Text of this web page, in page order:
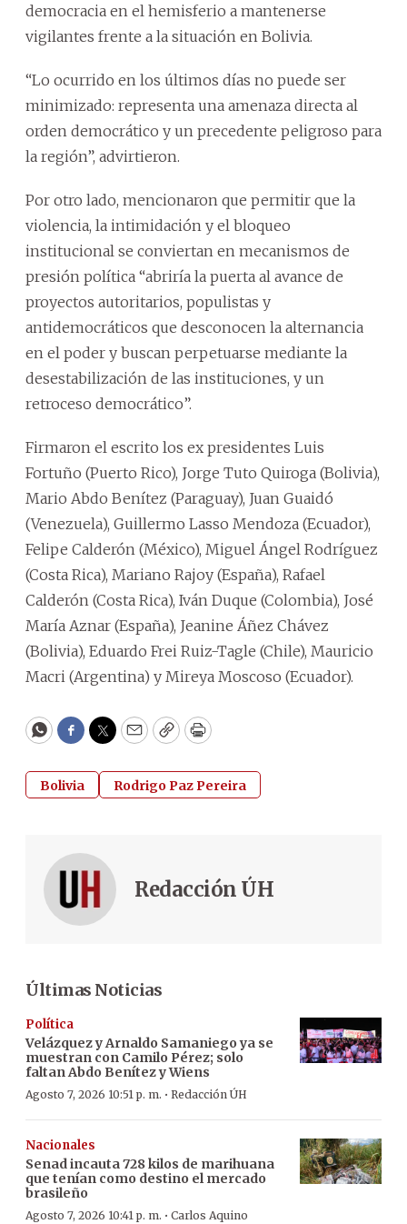
democracia en el hemisferio a mantenerse
vigilantes frente a la situación en Bolivia.
“Lo ocurrido en los últimos días no puede ser
minimizado: representa una amenaza directa al
orden democrático y un precedente peligroso para
la región”, advirtieron.
Por otro lado, mencionaron que permitir que la
violencia, la intimidación y el bloqueo
institucional se conviertan en mecanismos de
presión política “abriría la puerta al avance de
proyectos autoritarios, populistas y
antidemocráticos que desconocen la alternancia
en el poder y buscan perpetuarse mediante la
desestabilización de las instituciones, y un
retroceso democrático”.
Firmaron el escrito los ex presidentes Luis
Fortuño (Puerto Rico), Jorge Tuto Quiroga (Bolivia),
Mario Abdo Benítez (Paraguay), Juan Guaidó
(Venezuela), Guillermo Lasso Mendoza (Ecuador),
Felipe Calderón (México), Miguel Ángel Rodríguez
(Costa Rica), Mariano Rajoy (España), Rafael
Calderón (Costa Rica), Iván Duque (Colombia), José
María Aznar (España), Jeanine Áñez Chávez
(Bolivia), Eduardo Frei Ruiz-Tagle (Chile), Mauricio
Macri (Argentina) y Mireya Moscoso (Ecuador).
WhatsApp
Facebook
Twitter
EmailCopyPrint
Bolivia Rodrigo Paz Pereira
Redacción ÚH
Últimas Noticias
Política
Velázquez y Arnaldo Samaniego ya se
muestran con Camilo Pérez; solo
faltan Abdo Benítez y Wiens
Agosto 7, 2026 10:51 p. m. · Redacción ÚH
Nacionales
Senad incauta 728 kilos de marihuana
que tenían como destino el mercado
brasileño
Agosto 7, 2026 10:41 p. m. · Carlos Aquino